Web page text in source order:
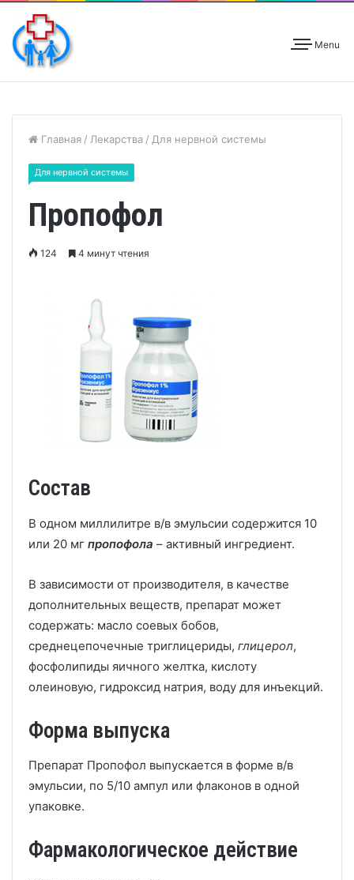
Menu
Главная / Лекарства / Для нервной системы
Для нервной системы
Пропофол
124 4 минут чтения
Состав
В одном миллилитре в/в эмульсии содержится 10
или 20 мг пропофола – активный ингредиент.
В зависимости от производителя, в качестве
дополнительных веществ, препарат может
содержать: масло соевых бобов,
среднецепочечные триглицериды, глицерол,
фосфолипиды яичного желтка, кислоту
олеиновую, гидроксид натрия, воду для инъекций.
Форма выпуска
Препарат Пропофол выпускается в форме в/в
эмульсии, по 5/10 ампул или флаконов в одной
упаковке.
Фармакологическое действие